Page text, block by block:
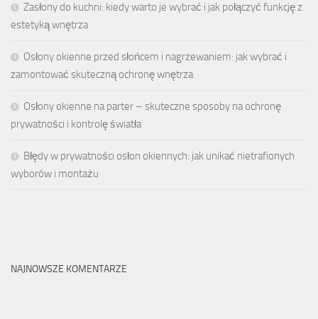
Zasłony do kuchni: kiedy warto je wybrać i jak połączyć funkcję z
estetyką wnętrza
Osłony okienne przed słońcem i nagrzewaniem: jak wybrać i
zamontować skuteczną ochronę wnętrza
Osłony okienne na parter – skuteczne sposoby na ochronę
prywatności i kontrolę światła
Błędy w prywatności osłon okiennych: jak unikać nietrafionych
wyborów i montażu
NAJNOWSZE KOMENTARZE